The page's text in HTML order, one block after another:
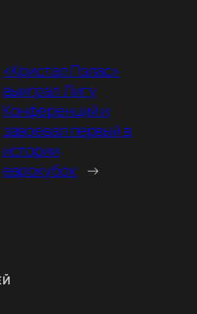
«Кристал Пэлас»
выиграл Лигу
Конференций и
завоевал первый в
истории
еврокубок →